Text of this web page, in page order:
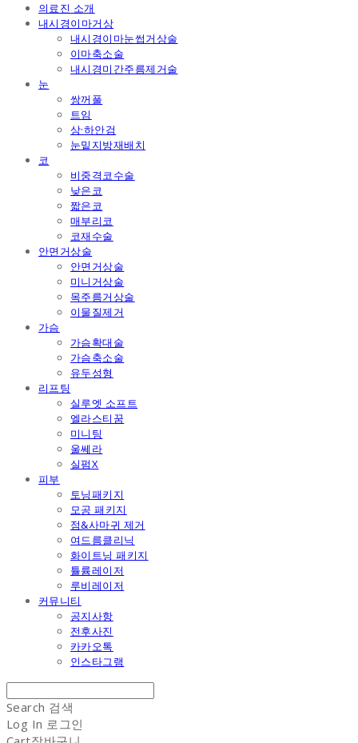
의료진 소개
내시경이마거상
내시경이마눈썹거상술
이마축소술
내시경미간주름제거술
눈
쌍꺼풀
트임
상·하안검
눈밑지방재배치
코
비중격코수술
낮은코
짧은코
매부리코
코재수술
안면거상술
안면거상술
미니거상술
목주름거상술
이물질제거
가슴
가슴확대술
가슴축소술
유두성형
리프팅
실루엣 소프트
엘라스티꿈
미니팅
울쎄라
실펌X
피부
토닝패키지
모공 패키지
점&사마귀 제거
여드름클리닉
화이트닝 패키지
튤륨레이저
루비레이저
커뮤니티
공지사항
전후사진
카카오톡
인스타그램
Search 검색
Log In 로그인